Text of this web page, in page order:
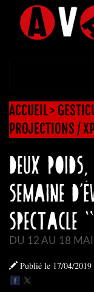
ACCUEIL>
PROJECTIONS /
Deux
semaine
spectacle
DU 12 AU 18
Publié le 17/04/2019